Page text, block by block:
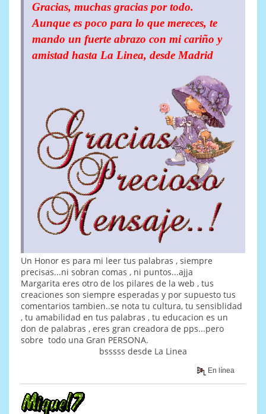
Gracias, muchas gracias por todo.
Aunque es poco para lo que mereces, te
mando un fuerte abrazo con mi cariño y
amistad hasta La Linea, desde Madrid
Un Honor es para mi leer tus palabras , siempre
precisas...ni sobran comas , ni puntos...ajja
Margarita eres otro de los pilares de la web , tus
creaciones son siempre esperadas y por supuesto tus
comentarios tambien..se nota tu cultura, tu sensiblidad
, tu amabilidad en tus palabras , tu educacion es un
don de palabras , eres gran creadora de pps...pero
sobre todo una Gran PERSONA.
bsssss desde La Linea
En línea